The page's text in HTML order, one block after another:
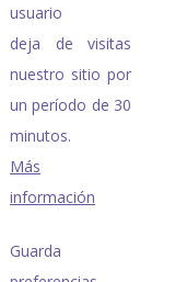
usuario
deja de visitas
nuestro sitio por
un período de 30
minutos.
Más
información
Guarda